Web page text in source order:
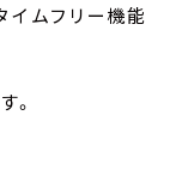
ムフリー機能
。